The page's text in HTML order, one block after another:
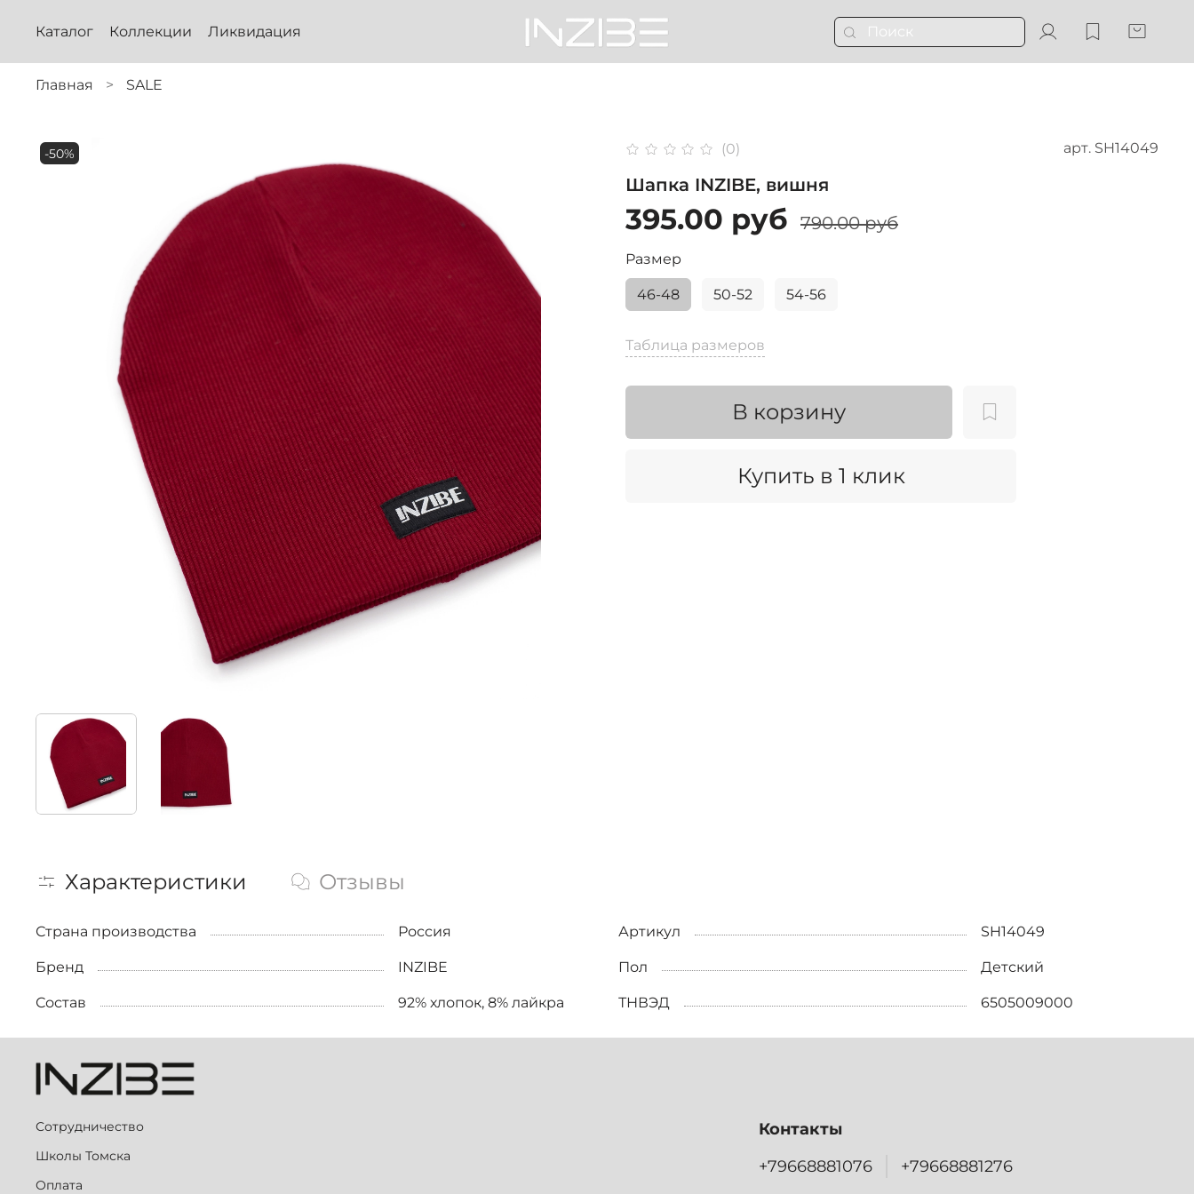
Каталог Коллекции Ликвидация
Главная SALE
-50% (0) арт. SH14049
Шапка INZIBE, вишня
395.00 руб 790.00 руб
Таблица размеров
В корзину
Купить в 1 клик
Размер
46-48 50-52 54-56
Характеристики Отзывы
Страна производства Россия Артикул SH14049
Бренд INZIBE Пол Детский
Состав 92% хлопок, 8% лайкра ТНВЭД 6505009000
Сотрудничество
Школы Томска
Оплата
Контакты
+79668881076
+79668881276